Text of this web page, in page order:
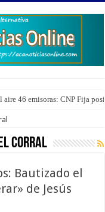
46 emisoras: CNP Fija
Corral
Bautizado el
de Jesús